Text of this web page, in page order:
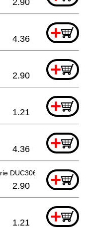
+
4.36
+
2.90
+
1.21
+
4.36
DUC306 +
2.90
+
1.21